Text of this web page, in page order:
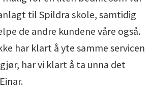
til Spildra skole, samtidig
de andre kundene våre også.
har klart å yte samme servicen
har vi klart å ta unna det